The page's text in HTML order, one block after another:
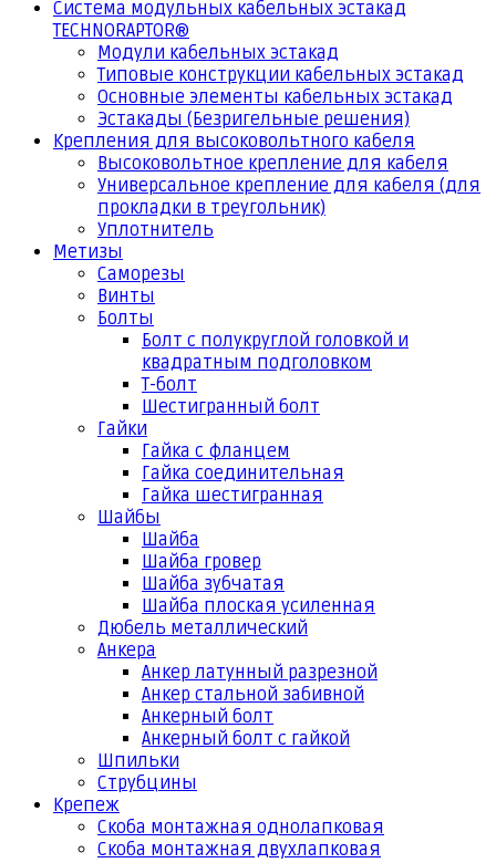
Система модульных кабельных эстакад
TECHNORAPTOR®
Модули кабельных эстакад
Типовые конструкции кабельных эстакад
Основные элементы кабельных эстакад
Эстакады (Безригельные решения)
Крепления для высоковольтного кабеля
Высоковольтное крепление для кабеля
Универсальное крепление для кабеля (для
прокладки в треугольник)
Уплотнитель
Метизы
Саморезы
Винты
Болты
Болт с полукруглой головкой и
квадратным подголовком
Т-болт
Шестигранный болт
Гайки
Гайка с фланцем
Гайка соединительная
Гайка шестигранная
Шайбы
Шайба
Шайба гровер
Шайба зубчатая
Шайба плоская усиленная
Дюбель металлический
Анкера
Анкер латунный разрезной
Анкер стальной забивной
Анкерный болт
Анкерный болт с гайкой
Шпильки
Струбцины
Крепеж
Скоба монтажная однолапковая
Скоба монтажная двухлапковая